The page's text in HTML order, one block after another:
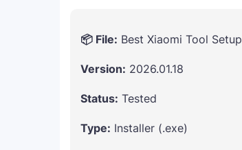
📦 File: Best Xiaomi Tool Setup
Version: 2026.01.18
Status: Tested
Type: Installer (.exe)